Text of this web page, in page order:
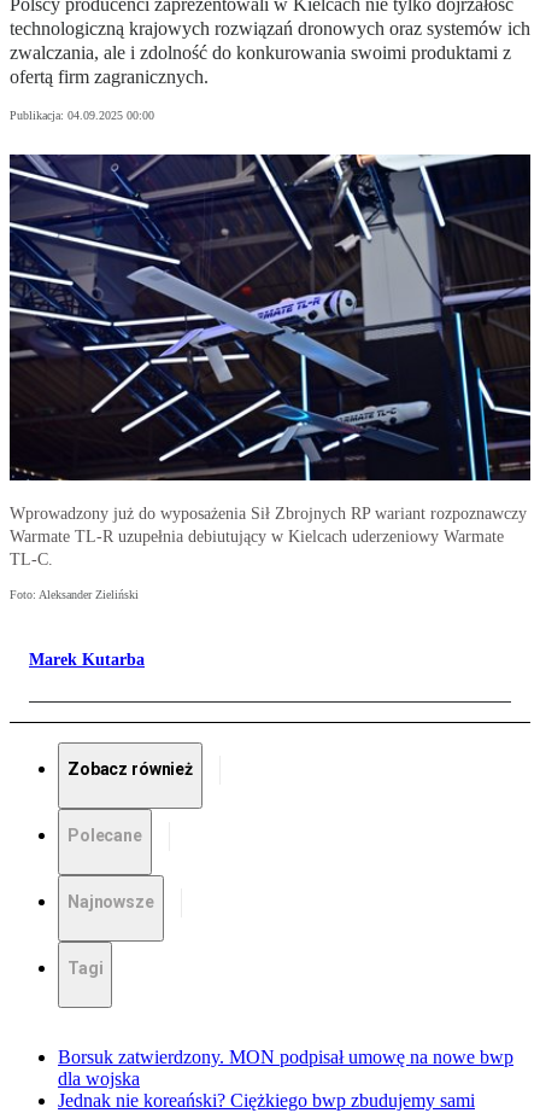
Polscy producenci zaprezentowali w Kielcach nie tylko dojrzałość
technologiczną krajowych rozwiązań dronowych oraz systemów ich
zwalczania, ale i zdolność do konkurowania swoimi produktami z
ofertą firm zagranicznych.
Publikacja: 04.09.2025 00:00
Wprowadzony już do wyposażenia Sił Zbrojnych RP wariant rozpoznawczy
Warmate TL-R uzupełnia debiutujący w Kielcach uderzeniowy Warmate
TL-C.
Foto: Aleksander Zieliński
Marek Kutarba
Zobacz również
Polecane
Najnowsze
Tagi
Borsuk zatwierdzony. MON podpisał umowę na nowe bwp
dla wojska
Jednak nie koreański? Ciężkiego bwp zbudujemy sami